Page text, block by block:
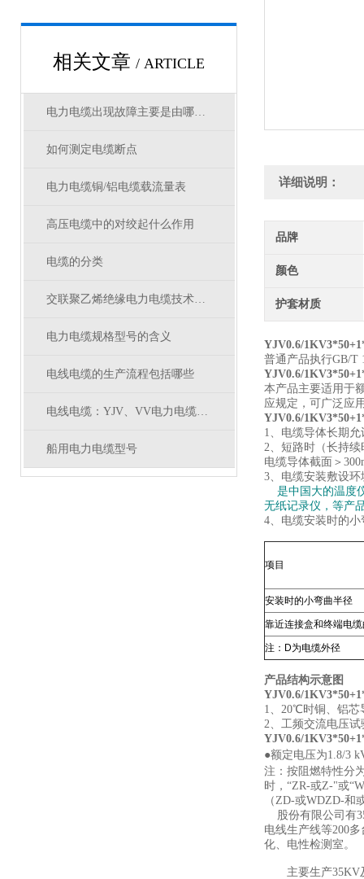
相关文章 / ARTICLE
电力电缆出现故障主要是由哪几方面原因造成
如何测定电缆断点
电力电缆铜/铝电缆载流量表
高压电缆中的对绞起什么作用
电缆的分类
交联聚乙烯绝缘电力电缆技术参数
电力电缆规格型号的含义
电线电缆的生产流程包括哪些
电线电缆：YJV、VV电力电缆有什么区别
船用电力电缆型号
详细说明：
品牌
颜色
护套材质
YJV0.6/
普通产品执行GB/T
YJV0.6/
本产品主要适用于
应规定，可广泛应
YJV0.6/
1、电缆导体长期
2、短路时（长持
电缆导体截面＞
3、电缆安装敷设
是中国大的温度
无纸记录仪，等产
4、电缆安装时的
项目
安装时的小弯曲半径
靠近连接盒和终端电
注：D为电缆外径
产品结构示意图
YJV0.6/
1、20℃时铜、铝芯
2、工频交流电压试
YJV0.6/
●额定电压为1.8/3
注：按阻燃特性分
时，“ZR-或Z-"或
（ZD-或WDZD-和
股份有限公司有
电线生产线等200
化、电性检测室。
主要生产35KV及